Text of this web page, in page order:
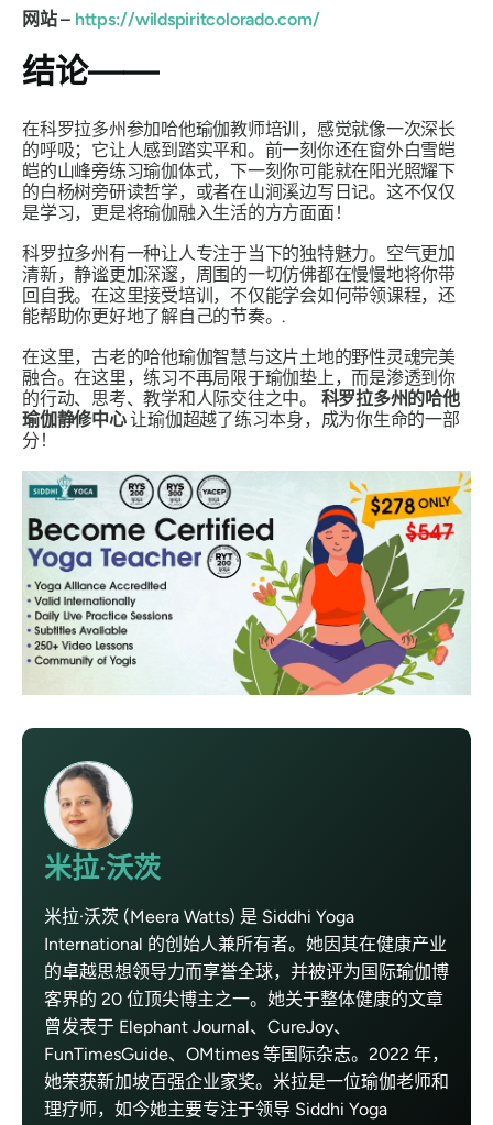
网站 – https://wildspiritcolorado.com/
结论——
在科罗拉多州参加哈他瑜伽教师培训，感觉就像一次深长
的呼吸；它让人感到踏实平和。前一刻你还在窗外白雪皑
皑的山峰旁练习瑜伽体式，下一刻你可能就在阳光照耀下
的白杨树旁研读哲学，或者在山涧溪边写日记。这不仅仅
是学习，更是将瑜伽融入生活的方方面面！
科罗拉多州有一种让人专注于当下的独特魅力。空气更加
清新，静谧更加深邃，周围的一切仿佛都在慢慢地将你带
回自我。在这里接受培训，不仅能学会如何带领课程，还
能帮助你更好地了解自己的节奏。.
在这里，古老的哈他瑜伽智慧与这片土地的野性灵魂完美
融合。在这里，练习不再局限于瑜伽垫上，而是渗透到你
的行动、思考、教学和人际交往之中。 科罗拉多州的哈他
瑜伽静修中心让瑜伽超越了练习本身，成为你生命的一部
分！
米拉·沃茨
米拉·沃茨 (Meera Watts) 是 Siddhi Yoga
International 的创始人兼所有者。她因其在健康产业
的卓越思想领导力而享誉全球，并被评为国际瑜伽博
客界的 20 位顶尖博主之一。她关于整体健康的文章
曾发表于 Elephant Journal、CureJoy、
FunTimesGuide、OMtimes 等国际杂志。2022 年，
她荣获新加坡百强企业家奖。米拉是一位瑜伽老师和
理疗师，如今她主要专注于领导 Siddhi Yoga